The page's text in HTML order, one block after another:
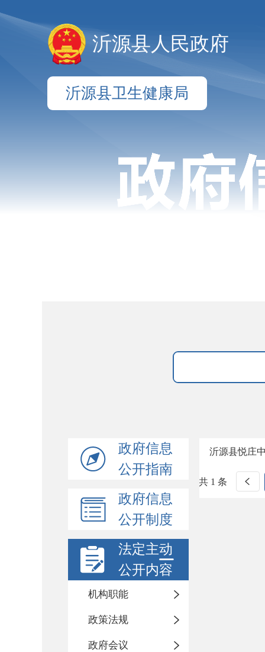
沂源县人民政府
沂源县卫生健康局
政府信息
公开指南
政府信息
公开制度
法定主动
公开内容
机构职能
政策法规
政府会议
沂源县悦庄
共 1 条